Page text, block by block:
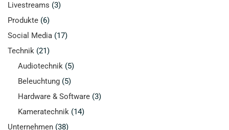
Livestreams (3)
Produkte (6)
Social Media (17)
Technik (21)
Audiotechnik (5)
Beleuchtung (5)
Hardware & Software (3)
Kameratechnik (14)
Unternehmen (38)